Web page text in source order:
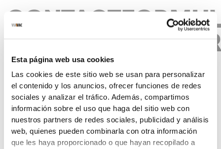
Esta página web usa cookies
Las cookies de este sitio web se usan para personalizar
el contenido y los anuncios, ofrecer funciones de redes
sociales y analizar el tráfico. Además, compartimos
información sobre el uso que haga del sitio web con
nuestros partners de redes sociales, publicidad y análisis
web, quienes pueden combinarla con otra información
que les haya proporcionado o que hayan recopilado a
CONTACTFORMUL
IER